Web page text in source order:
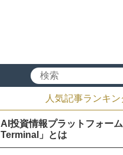
人気記事ランキン
AI投資情報プラットフォー
Terminal」とは